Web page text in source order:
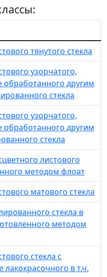
тянутого стекла
узорчатого,
обработанного другим
стекла
узорчатого,
обработанного другим
стекла
листового
методом флоат
матового стекла
стекла в
методом
стекла с
в т.ч.